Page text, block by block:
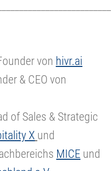
von hivr.ai
& CEO von
of Sales & Strategic
X und
MICE und